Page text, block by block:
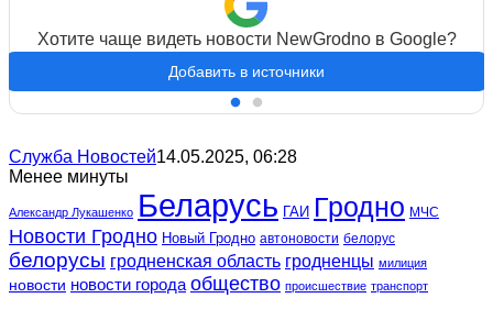
Хотите чаще видеть новости NewGrodno в Google?
Добавить в источники
Служба Новостей14.05.2025, 06:28
Менее минуты
Александр Лукашенко Беларусь ГАИ Гродно МЧС
Новости Гродно Новый Гродно автоновости белорус
белорусы гродненская область гродненцы милиция
новости новости города общество происшествие транспорт